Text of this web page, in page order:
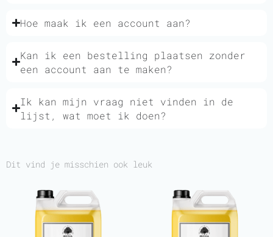
Hoe maak ik een account aan?
Kan ik een bestelling plaatsen zonder
een account aan te maken?
Ik kan mijn vraag niet vinden in de
lijst, wat moet ik doen?
Dit vind je misschien ook leuk